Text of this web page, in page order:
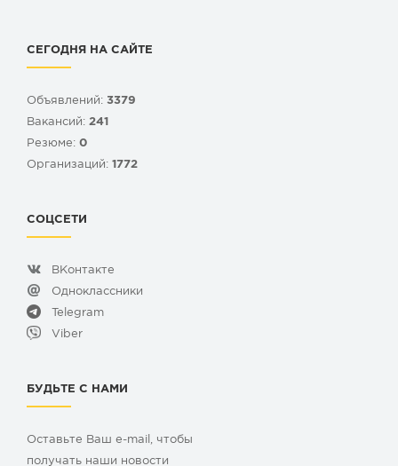
СЕГОДНЯ НА САЙТЕ
Объявлений: 3379
Вакансий: 241
Резюме: 0
Организаций: 1772
СОЦСЕТИ
ВКонтакте
Одноклассники
Telegram
Viber
БУДЬТЕ С НАМИ
Оставьте Ваш e-mail, чтобы
получать наши новости